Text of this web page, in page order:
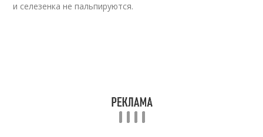
и селезенка не пальпируются.